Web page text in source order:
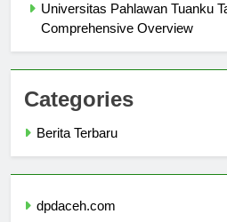
Universitas Pahlawan Tuanku
Categories